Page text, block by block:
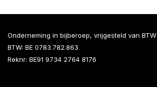
Onderneming in bijberoep, vrijgesteld van BTW
BTW: BE 0783.782.863
Reknr: BE91 9734 2764 8176